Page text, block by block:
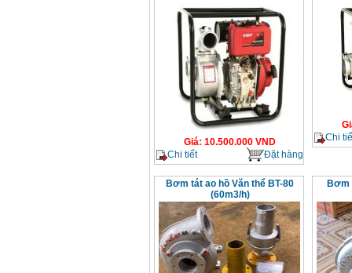
Giá: 10.500.000 VND
Chi tiết
Đặt hàng
Chi
Bơm tát ao hồ Văn thể BT-80
(60m3/h)
Bơm